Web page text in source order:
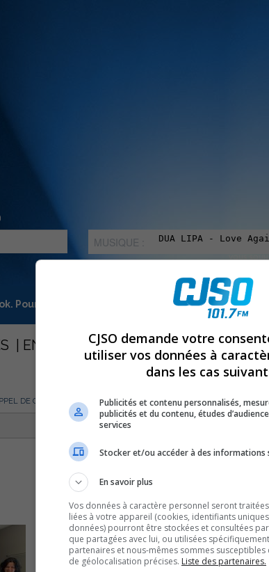
MUSIQUE :
Pour ne rien manquer à Sorel-Tracy et la région,
ENTREVUES OPINION ÉMISSIONS
DE CANDIDATURE DU GALA EXCEPTION’ELLE 2023»
CJSO demande votre
utiliser vos données à
dans les cas
Publicités et contenu personnalisés,
publicités et du contenu, études
services
Stocker et/ou accéder à des informations
En savoir plus
Vos données à caractère personnel seront
liées à votre appareil (cookies, identifiants
données) pourront être stockées et consultées
que partagées avec lui, ou utilisées
partenaires et nous-mêmes sommes
de géolocalisation précises. Liste des partenaires.